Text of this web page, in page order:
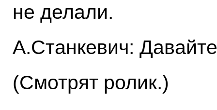
не делали.
А.Станкевич:
(Смотрят ролик.)